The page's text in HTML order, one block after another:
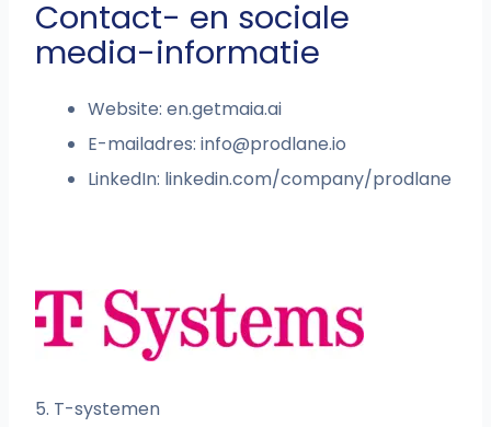
Contact- en sociale
media-informatie
Website: en.getmaia.ai
E-mailadres:info@prodlane.io
LinkedIn: linkedin.com/company/prodlane
5. T-systemen